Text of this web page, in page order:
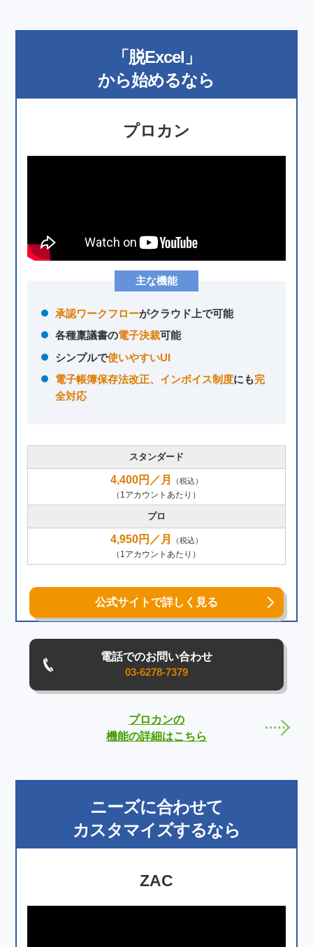
「脱Excel」
から始めるなら
プロカン
主な機能
承認ワークフローがクラウド上で可能
各種稟議書の電子決裁可能
シンプルで使いやすいUI
電子帳簿保存法改正、インボイス制度にも完
全対応
スタンダード
4,400円／月 （税込）
（1アカウントあたり）
プロ
4,950円／月 （税込）
（1アカウントあたり）
公式サイトで詳しく見る
電話でのお問い合わせ
03-6278-7379
プロカンの
機能の詳細はこちら
ニーズに合わせて
カスタマイズするなら
ZAC